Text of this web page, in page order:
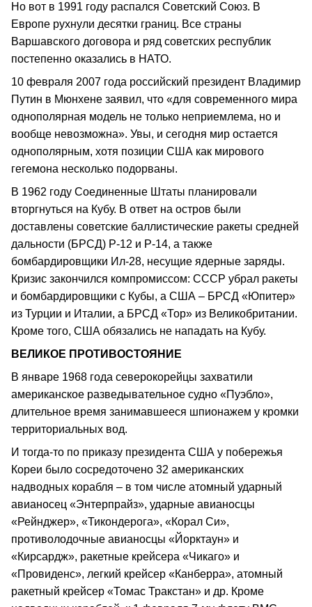
Но вот в 1991 году распался Советский Союз. В
Европе рухнули десятки границ. Все страны
Варшавского договора и ряд советских республик
постепенно оказались в НАТО.
10 февраля 2007 года российский президент Владимир
Путин в Мюнхене заявил, что «для современного мира
однополярная модель не только неприемлема, но и
вообще невозможна». Увы, и сегодня мир остается
однополярным, хотя позиции США как мирового
гегемона несколько подорваны.
В 1962 году Соединенные Штаты планировали
вторгнуться на Кубу. В ответ на остров были
доставлены советские баллистические ракеты средней
дальности (БРСД) Р-12 и Р-14, а также
бомбардировщики Ил-28, несущие ядерные заряды.
Кризис закончился компромиссом: СССР убрал ракеты
и бомбардировщики с Кубы, а США – БРСД «Юпитер»
из Турции и Италии, а БРСД «Тор» из Великобритании.
Кроме того, США обязались не нападать на Кубу.
ВЕЛИКОЕ ПРОТИВОСТОЯНИЕ
В январе 1968 года северокорейцы захватили
американское разведывательное судно «Пуэбло»,
длительное время занимавшееся шпионажем у кромки
территориальных вод.
И тогда-то по приказу президента США у побережья
Кореи было сосредоточено 32 американских
надводных корабля – в том числе атомный ударный
авианосец «Энтерпрайз», ударные авианосцы
«Рейнджер», «Тикондерога», «Корал Си»,
противолодочные авианосцы «Йорктаун» и
«Кирсардж», ракетные крейсера «Чикаго» и
«Провиденс», легкий крейсер «Канберра», атомный
ракетный крейсер «Томас Тракстан» и др. Кроме